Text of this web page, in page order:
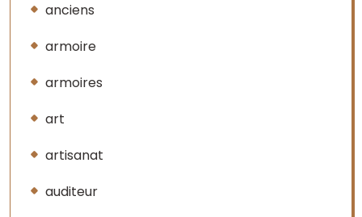
anciens
armoire
armoires
art
artisanat
auditeur